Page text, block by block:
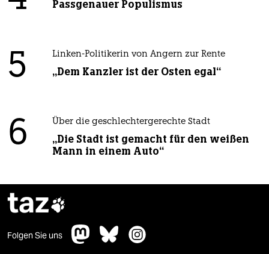
Passgenauer Populismus
5 Linken-Politikerin von Angern zur Rente
„Dem Kanzler ist der Osten egal“
6 Über die geschlechtergerechte Stadt
„Die Stadt ist gemacht für den weißen
Mann in einem Auto“
taz
Folgen Sie uns